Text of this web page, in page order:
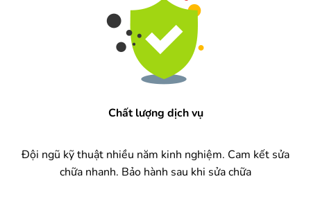
Chất lượng dịch vụ
Đội ngũ kỹ thuật nhiều năm kinh nghiệm. Cam kết sửa
chữa nhanh. Bảo hành sau khi sửa chữa